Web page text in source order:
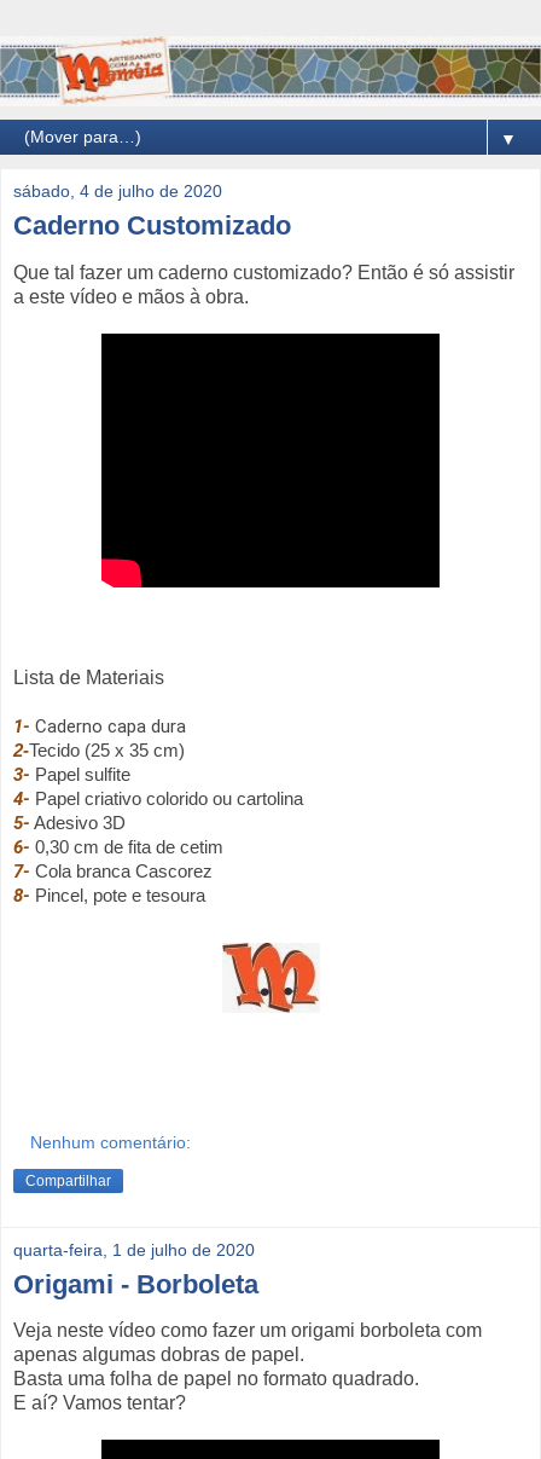
▼
sábado, 4 de julho de 2020
Caderno Customizado
Que tal fazer um caderno customizado? Então é só assistir
a este vídeo e mãos à obra.
Lista de Materiais
1- Caderno capa dura
2-
3-
4-
5-
6-
7- Cola branca Cascorez
8-
Nenhum comentário:
Compartilhar
quarta-feira, 1 de julho de 2020
Origami - Borboleta
Veja neste vídeo como fazer um origami borboleta com
apenas algumas dobras de papel.
Basta uma folha de papel no formato quadrado.
E aí? Vamos tentar?